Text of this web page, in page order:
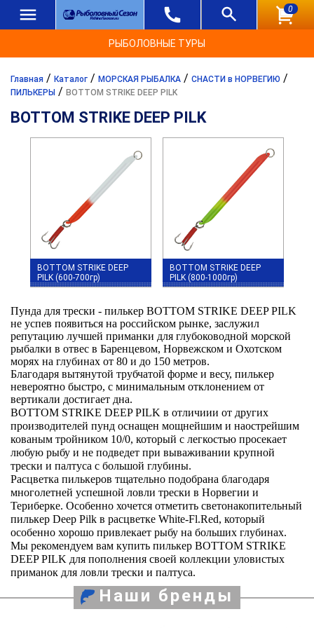
0
РЫБОЛОВНЫЕ ТУРЫ
Главная / Каталог / МОРСКАЯ РЫБАЛКА / СНАСТИ в НОРВЕГИЮ /
ПИЛЬКЕРЫ / BOTTOM STRIKE DEEP PILK
BOTTOM STRIKE DEEP PILK
BOTTOM STRIKE DEEP
PILK (600-700гр)
BOTTOM STRIKE DEEP
PILK (800-1000гр)
Пунда для трески - пилькер BOTTOM STRIKE DEEP PILK
не успев появиться на российском рынке, заслужил
репутацию лучшей приманки для глубоководной морской
рыбалки в отвес в Баренцевом, Норвежском и Охотском
морях на глубинах от 80 и до 150 метров.
Благодаря вытянутой трубчатой форме и весу, пилькер
невероятно быстро, с минимальным отклонением от
вертикали достигает дна.
BOTTOM STRIKE DEEP PILK в отличиии от других
производителей пунд оснащен мощнейшим и наострейшим
кованым тройником 10/0, который с легкостью просекает
любую рыбу и не подведет при вываживании крупной
трески и палтуса с большой глубины.
Расцветка пилькеров тщательно подобрана благодаря
многолетней успешной ловли трески в Норвегии и
Териберке. Особенно хочется отметить светонакопительный
пилькер Deep Pilk в расцветке White-Fl.Red, который
особенно хорошо привлекает рыбу на больших глубинах.
Мы рекомендуем вам купить пилькер BOTTOM STRIKE
DEEP PILK для пополнения своей коллекции уловистых
приманок для ловли трески и палтуса.
Наши бренды